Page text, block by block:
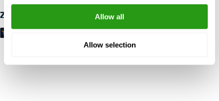
Allow all
Allow selection
Zahlungsmöglichkeiten